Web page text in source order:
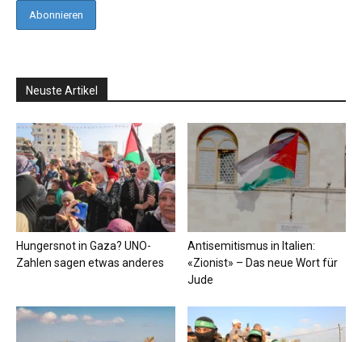
Neuste Artikel
Hungersnot in Gaza? UNO-
Zahlen sagen etwas anderes
Antisemitismus in Italien:
«Zionist» – Das neue Wort für
Jude